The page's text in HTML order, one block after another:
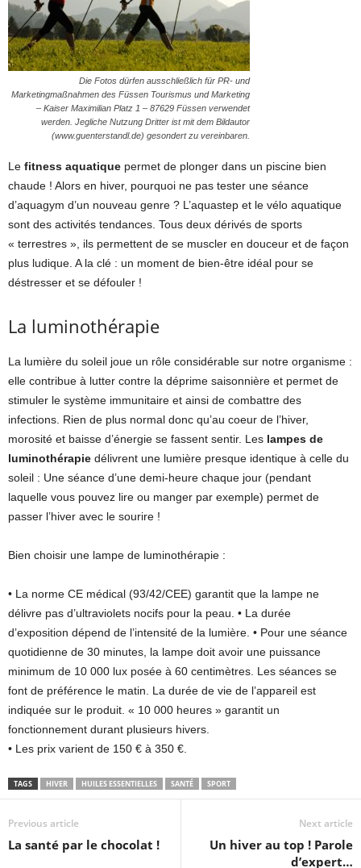
Die Fotos dürfen ausschließlich für PR- und
Marketingmaßnahmen des Füssen Tourismus und Marketing
– Kaiser Maximilian Platz 1 – 87629 Füssen verwendet
werden. Jegliche Nutzung Dritter ist mit dem Bildautor
(www.guenterstandl.de) gesondert zu vereinbaren.
Le fitness aquatique permet de plonger dans un piscine bien
chaude ! Alors en hiver, pourquoi ne pas tester une séance
d’aquagym d’un nouveau genre ? L’aquastep et le vélo aquatique
sont des activités tendances. Tous deux dérivés de sports
« terrestres », ils permettent de se muscler en douceur et de façon
plus ludique. A la clé : un moment de bien-être idéal pour se
déstresser et se défouler !
La luminothérapie
La lumière du soleil joue un rôle considérable sur notre organisme :
elle contribue à lutter contre la déprime saisonnière et permet de
stimuler le système immunitaire et ainsi de combattre des
infections. Rien de plus normal donc qu’au coeur de l’hiver,
morosité et baisse d’énergie se fassent sentir. Les lampes de
luminothérapie délivrent une lumière presque identique à celle du
soleil : Une séance d’une demi-heure chaque jour (pendant
laquelle vous pouvez lire ou manger par exemple) permet de
passer l’hiver avec le sourire !
Bien choisir une lampe de luminothérapie :
• La norme CE médical (93/42/CEE) garantit que la lampe ne
délivre pas d’ultraviolets nocifs pour la peau. • La durée
d’exposition dépend de l’intensité de la lumière. • Pour une séance
quotidienne de 30 minutes, la lampe doit avoir une puissance
minimum de 10 000 lux posée à 60 centimètres. Les séances se
font de préférence le matin. La durée de vie de l’appareil est
indiquée sur le produit. « 10 000 heures » garantit un
fonctionnement durant plusieurs hivers.
• Les prix varient de 150 € à 350 €.
TAGS HIVER HUILES ESSENTIELLES SANTÉ SPORT
Previous article
La santé par le chocolat !
Next article
Un hiver au top ! Parole
d’expert…